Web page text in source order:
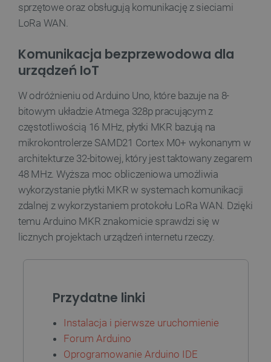
sprzętowe oraz obsługują komunikację z sieciami
LoRa WAN.
Komunikacja bezprzewodowa dla
urządzeń IoT
W odróżnieniu od Arduino Uno, które bazuje na 8-
bitowym układzie Atmega 328p pracującym z
częstotliwością 16 MHz, płytki MKR bazują na
mikrokontrolerze SAMD21 Cortex M0+ wykonanym w
architekturze 32-bitowej, który jest taktowany zegarem
48 MHz. Wyższa moc obliczeniowa umożliwia
wykorzystanie płytki MKR w systemach komunikacji
zdalnej z wykorzystaniem protokołu LoRa WAN. Dzięki
temu Arduino MKR znakomicie sprawdzi się w
licznych projektach urządzeń internetu rzeczy.
Przydatne linki
Instalacja i pierwsze uruchomienie
Forum Arduino
Oprogramowanie Arduino IDE
PHPSESSID
PHP.net
_smvs